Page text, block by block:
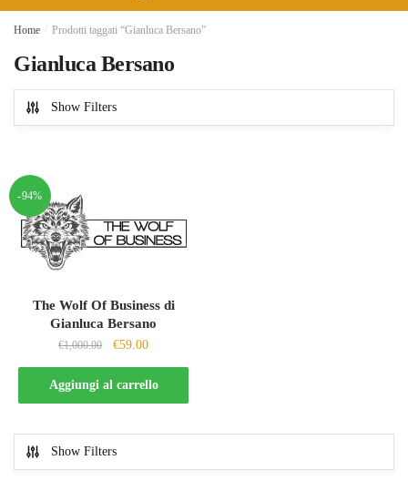
Home Prodotti taggati “Gianluca Bersano”
Gianluca Bersano
Show Filters
-94%
The Wolf Of Business di
Gianluca Bersano
€1,000.00
Il
prezzo
originale
era:
€59.00Il
prezzo
attuale
è:
Aggiungi al carrello
Show Filters